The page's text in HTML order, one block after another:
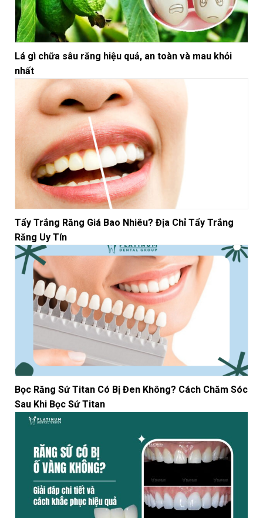
Lá gì chữa sâu răng hiệu quả, an toàn và mau khỏi
nhất
Tẩy Trắng Răng Giá Bao Nhiêu? Địa Chỉ Tẩy Trắng
Răng Uy Tín
Bọc Răng Sứ Titan Có Bị Đen Không? Cách Chăm Sóc
Sau Khi Bọc Sứ Titan